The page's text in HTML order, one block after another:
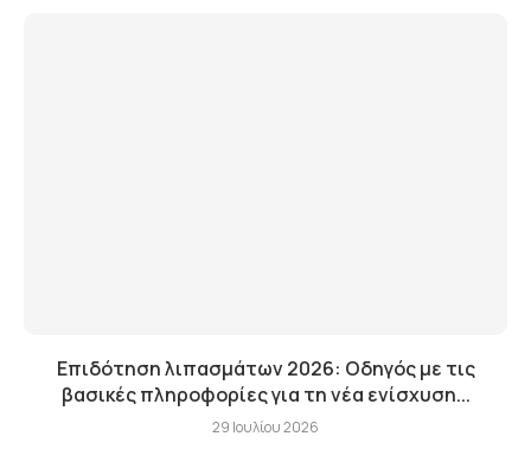
Επιδότηση λιπασμάτων 2026: Οδηγός με τις
βασικές πληροφορίες για τη νέα ενίσχυση...
29 Ιουλίου 2026